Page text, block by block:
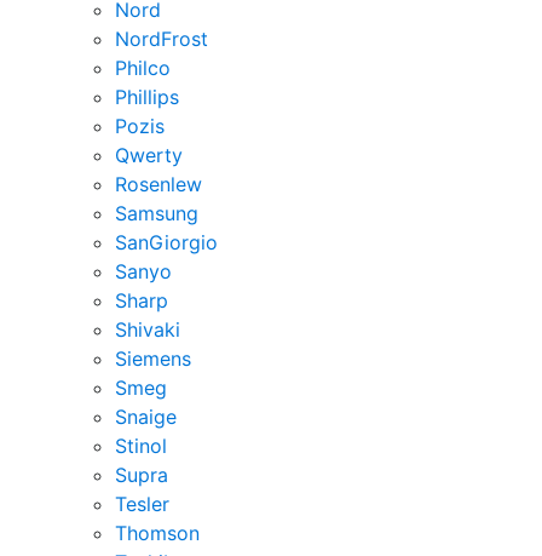
Nord
NordFrost
Philco
Phillips
Pozis
Qwerty
Rosenlew
Samsung
SanGiorgio
Sanyo
Sharp
Shivaki
Siemens
Smeg
Snaige
Stinol
Supra
Tesler
Thomson